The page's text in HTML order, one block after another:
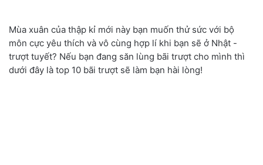
Mùa xuân của thập kỉ mới này bạn muốn thử sức với bộ
môn cực yêu thích và vô cùng hợp lí khi bạn sẽ ở Nhật -
trượt tuyết? Nếu bạn đang săn lùng bãi trượt cho mình thì
dưới đây là top 10 bãi trượt sẽ làm bạn hài lòng!